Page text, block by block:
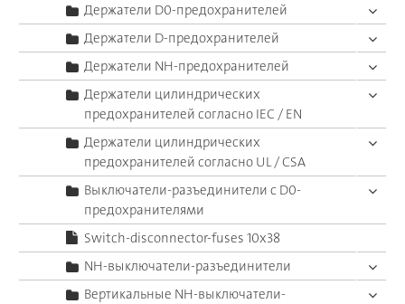
Держатели D0-предохранителей
Держатели D-предохранителей
Держатели NH-предохранителей
Держатели цилиндрических
предохранителей согласно IEC / EN
Держатели цилиндрических
предохранителей согласно UL / CSA
Выключатели-разъединители с D0-
предохранителями
Switch-disconnector-fuses 10x38
NH-выключатели-разъединители
Вертикальные NH-выключатели-